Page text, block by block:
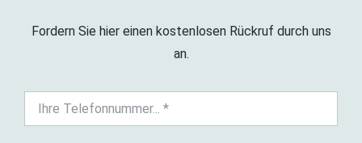
Fordern Sie hier einen kostenlosen Rückruf durch uns
an.